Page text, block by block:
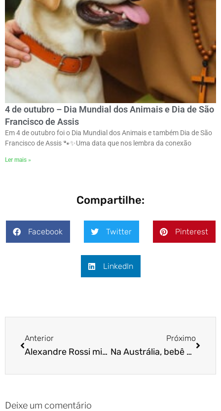
4 de outubro – Dia Mundial dos Animais e Dia de São
Francisco de Assis
Em 4 de outubro foi o Dia Mundial dos Animais e também Dia de São
Francisco de Assis 🐾✨ㅤUma data que nos lembra da conexão
Ler mais »
Compartilhe:
Facebook Twitter Pinterest
LinkedIn
Anterior
Alexandre Rossi ministra Curso e Workshop em SP!
Próximo
Na Austrália, bebê baleia confunde barco com sua mãe
Deixe um comentário